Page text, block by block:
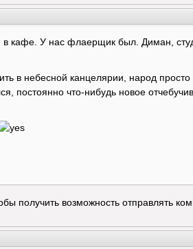
в кафе. У нас флаерщик был. Диман,
в небесной канцелярии, народ просто
постоянно что-нибудь новое
получить возможность отправлять